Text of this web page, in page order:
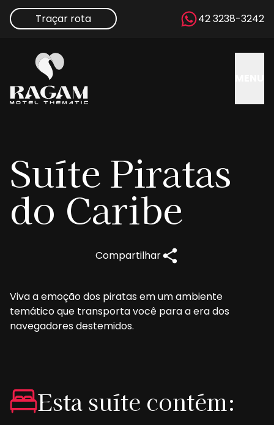
Traçar rota 42 3238-3242
SuítePiratas
do Caribe
Compartilhar
Viva a emoção dos piratas em um ambiente
temático que transporta você para a era dos
navegadores destemidos.
Esta suíte contém: